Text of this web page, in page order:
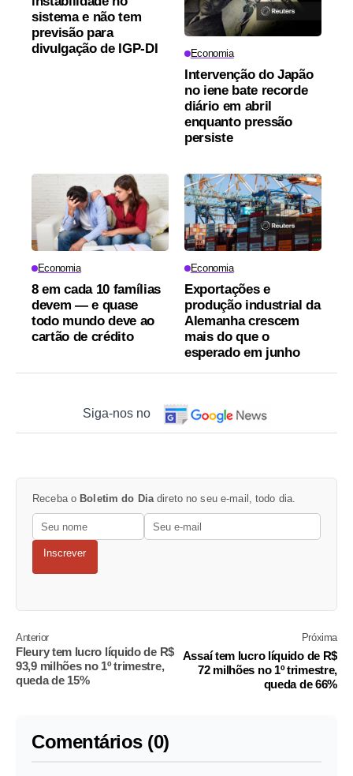
sistema e não tem
previsão para
divulgação de IGP-DI
Economia
Intervenção do Japão
no iene bate recorde
diário em abril
enquanto pressão
persiste
Economia
8 em cada 10 famílias
devem — e quase
todo mundo deve ao
cartão de crédito
Economia
Exportações e
produção industrial da
Alemanha crescem
mais do que o
esperado em junho
Siga-nos no
Receba o Boletim do Dia direto no seu e-mail, todo dia.
Inscrever
Anterior
Fleury tem lucro líquido de R$
93,9 milhões no 1º trimestre,
queda de 15%
Próxima
Assaí tem lucro líquido de R$
72 milhões no 1º trimestre,
queda de 66%
Comentários (0)